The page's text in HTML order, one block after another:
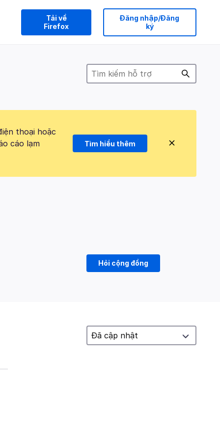
Tải về
Firefox
Đăng nhập/Đăng
ký
thoại hoặc
cáo lạm
Tìm hiểu thêm
Hỏi cộng đồng